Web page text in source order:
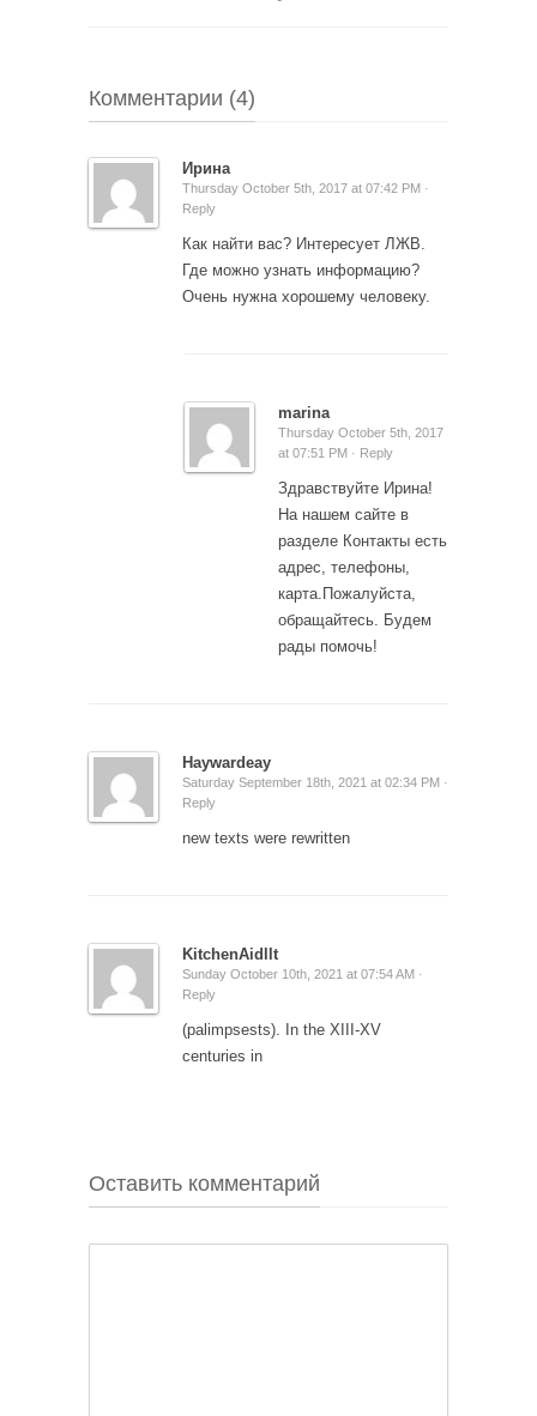
Комментарии (4)
Ирина
Thursday October 5th, 2017 at 07:42 PM ·
Reply
Как найти вас? Интересует ЛЖВ.
Где можно узнать информацию?
Очень нужна хорошему человеку.
marina
Thursday October 5th, 2017
at 07:51 PM · Reply
Здравствуйте Ирина!
На нашем сайте в
разделе Контакты есть
адрес, телефоны,
карта.Пожалуйста,
обращайтесь. Будем
рады помочь!
Haywardeay
Saturday September 18th, 2021 at 02:34 PM ·
Reply
new texts were rewritten
KitchenAidllt
Sunday October 10th, 2021 at 07:54 AM ·
Reply
(palimpsests). In the XIII-XV
centuries in
Оставить комментарий